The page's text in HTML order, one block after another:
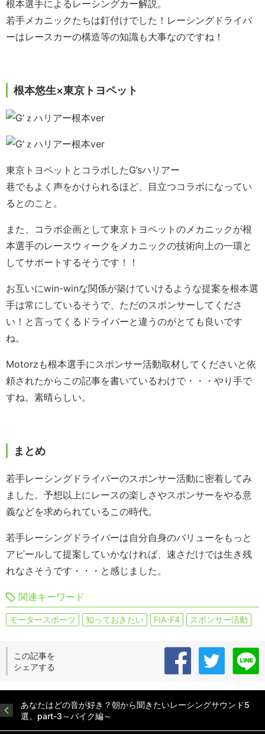
根本選手によるレーシングカー解説。
若手メカニックたちは釘付けでした！レーシングドライバ
ーはレースカーの構造等の知識も大事なのですね！
根本悠生×東京トヨペット
東京トヨペットとコラボしたG’sハリアー
巷でもよく声をかけられるほど、目立つコラボになってい
るとのこと。
また、コラボ企画として東京トヨペットのメカニックが根
本選手のレースウィークをメカニックの技術向上の一環と
してサポートするそうです！！
お互いにwin-winな関係が築けていけるような提案を根本選
手は常にしているそうで、ただのスポンサーしてくださ
い！と言ってくるドライバーと違うのがとても良いです
ね。
Motorzも根本選手にスポンサー活動取材してくださいと依
頼されたからこの記事を書いているわけで・・・やり手で
すね。素晴らしい。
まとめ
若手レーシングドライバーのスポンサー活動に密着してみ
ました。予想以上にレースの楽しさやスポンサーをやる意
義などを求められているこの時代。
若手レーシングドライバーは自分自身のバリューをもっと
アピールして提案していかなければ、速さだけでは生き残
れなさそうです・・・と感じました。
関連キーワード
モータースポーツ 知っておきたい FIA-F4 スポンサー活動
この記事を
シェアする
あなたはどの音が好き？朝から聞きたいレーシングサウンド5
選。part-3～バイク編～